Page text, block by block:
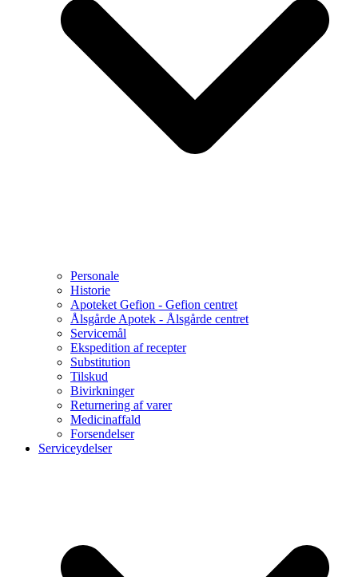
Personale
Historie
Apoteket Gefion - Gefion centret
Ålsgårde Apotek - Ålsgårde centret
Servicemål
Ekspedition af recepter
Substitution
Tilskud
Bivirkninger
Returnering af varer
Medicinaffald
Forsendelser
Serviceydelser